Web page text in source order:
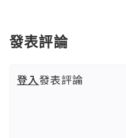
發表評論
登入發表評論